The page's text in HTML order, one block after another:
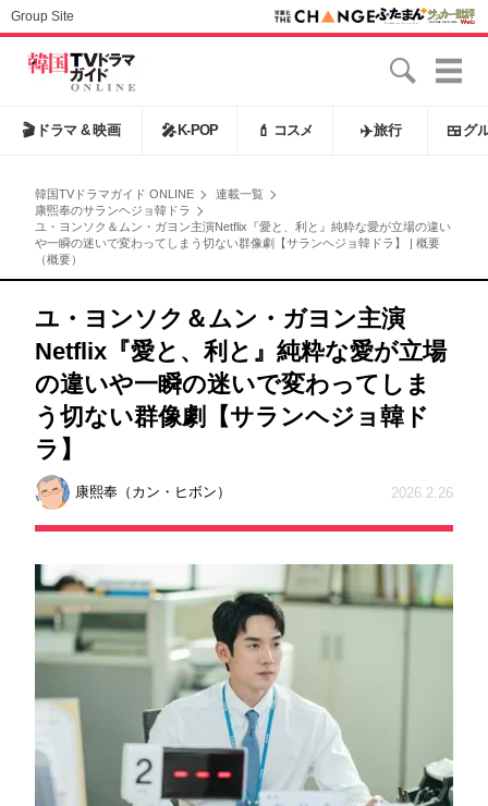
Group Site
🎬 ドラマ & 映画 🎤 K-POP 💄 コスメ ✈️旅行 🍱 グ
韓国TVドラマガイド ONLINE
連載一覧
康煕奉のサランヘジョ韓ドラ
ユ・ヨンソク＆ムン・ガヨン主演Netflix『愛と、利と』純粋な愛が立場の違い
や一瞬の迷いで変わってしまう切ない群像劇【サランヘジョ韓ドラ】 | 概要
（概要）
ユ・ヨンソク＆ムン・ガヨン主演
Netflix『愛と、利と』純粋な愛が立場
の違いや一瞬の迷いで変わってしま
う切ない群像劇【サランヘジョ韓ド
ラ】
康熙奉（カン・ヒボン） 2026.2.26